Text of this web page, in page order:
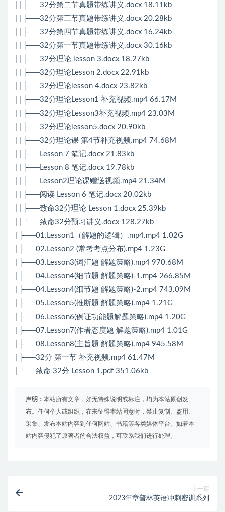
| | ├──32分第二节真题带练讲义.docx 18.11kb
| | ├──32分第三节真题带练讲义.docx 20.28kb
| | ├──32分第四节真题带练讲义.docx 16.24kb
| | ├──32分第一节真题带练讲义.docx 30.16kb
| | ├──32分理论 lesson 3.docx 18.27kb
| | ├──32分理论Lesson 2.docx 22.91kb
| | ├──32分理论lesson 4.docx 23.82kb
| | ├──32分理论Lesson1 补充视频.mp4 66.17M
| | ├──32分理论Lesson3补充视频.mp4 23.03M
| | ├──32分理论lesson5.docx 20.90kb
| | ├──32分理论课 第4节补充视频.mp4 74.68M
| | ├──Lesson 7 笔记.docx 21.83kb
| | ├──Lesson 8 笔记.docx 19.78kb
| | ├──Lesson2理论课赠送视频.mp4 21.34M
| | ├──阅读 Lesson 6 笔记.docx 20.02kb
| | ├──致命32分理论 Lesson 1.docx 25.39kb
| | └──致命32分预习讲义.docx 128.27kb
| ├──01.Lesson1（解题的逻辑）.mp4.mp4 1.02G
| ├──02.Lesson2 (常考考点分布).mp4 1.23G
| ├──03.Lesson3(词汇题 解题策略).mp4 970.68M
| ├──04.Lesson4(细节题 解题策略)-1.mp4 266.85M
| ├──04.Lesson4(细节题 解题策略)-2.mp4 743.09M
| ├──05.Lesson5(推断题 解题策略).mp4 1.21G
| ├──06.Lesson6(例证功能题解题策略).mp4 1.20G
| ├──07.Lesson7(作者态度题 解题策略).mp4 1.01G
| ├──08.Lesson8(主旨题 解题策略).mp4 945.58M
| ├──32分 第一节 补充视频.mp4 61.47M
| └──致命 32分 Lesson 1.pdf 351.06kb
声明： 本站所有文章，如无特殊说明或标注，均为本站原创发
布。任何个人或组织，在未征得本站同意时，禁止复制、盗用、
采集、发布本站内容到任何网站、书籍等各类媒体平台。如若本
站内容侵犯了原著者的合法权益，可联系我们进行处理。
上一篇
2023年章普林英语冲刺密训系列